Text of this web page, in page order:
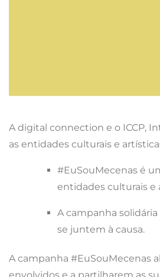
A digital connection e o ICCP,
as entidades culturais e
#EuSouMecenas é
entidades culturais e
A campanha
se juntem à causa.
A campanha #EuSouMecenas